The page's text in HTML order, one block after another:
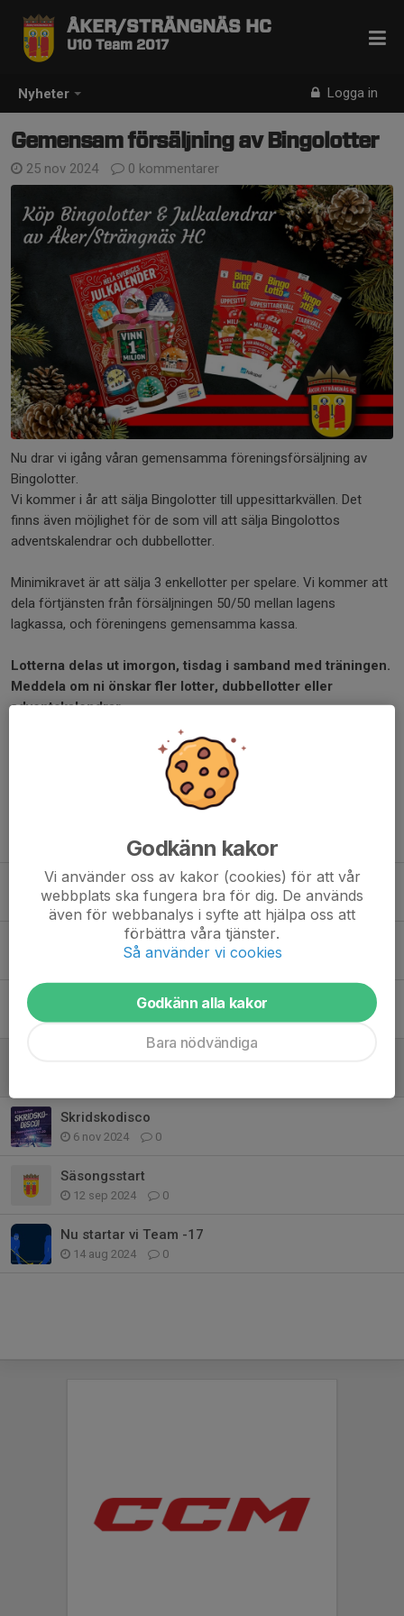
Nyheter Logga in
ÅKER/STRÄNGNÄS HC
U10 Team 2017
Gemensam försäljning av Bingolotter
25 nov 2024 0 kommentarer
Nu drar vi igång våran gemensamma föreningsförsäljning av
Bingolotter.
Vi kommer i år att sälja Bingolotter till uppesittarkvällen. Det
finns även möjlighet för de som vill att sälja Bingolottos
adventskalendrar och dubbellotter.
Minimikravet är att sälja 3 enkellotter per spelare. Vi kommer att
dela förtjänsten från försäljningen 50/50 mellan lagens
lagkassa, och föreningens gemensamma kassa.
Lotterna delas ut imorgon, tisdag i samband med träningen.
Meddela om ni önskar fler lotter, dubbellotter eller
adventskalendrar.
Tidigare nyheter
24 mar 2025 0
Kompisdagar
7 mar 2025 0
27 jan 2025 0
Skridskodisco
6 nov 2024 0
Säsongsstart
12 sep 2024 0
Nu startar vi Team -17
14 aug 2024 0
Godkänn kakor
Vi använder oss av kakor (cookies) för att vår
webbplats ska fungera bra för dig. De används
även för webbanalys i syfte att hjälpa oss att
förbättra våra tjänster.
Så använder vi cookies
Godkänn alla kakor
Bara nödvändiga